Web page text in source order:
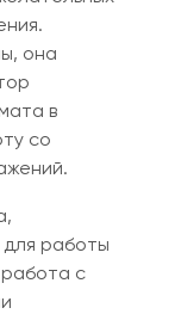
она
в
со
,
работы
работа с